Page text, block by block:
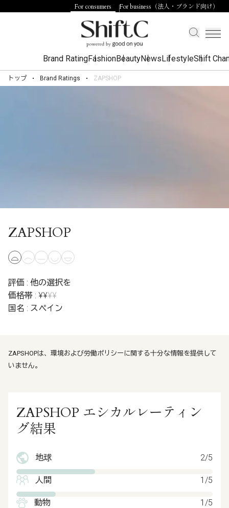
For consumers For business（法人・ブランド向け）
Brand RatingFashionBeautyNewsLifestyleShift
トップ Brand Ratings ZAPSHOP
ZAPSHOP
評価 : 他の選択を
価格帯 : ¥¥¥¥
国名 : スペイン
ZAPSHOPは、環境および労働ポリシーに関する十分な情報を提供して
いません。
ZAPSHOP エシカルレーティン
グ結果
地球 2/5
人間 1/5
動物 1/5